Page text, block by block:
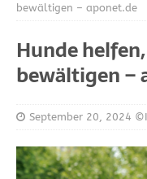
bewältigen – aponet.de
Hunde
bewältigen –
September 20, 2024